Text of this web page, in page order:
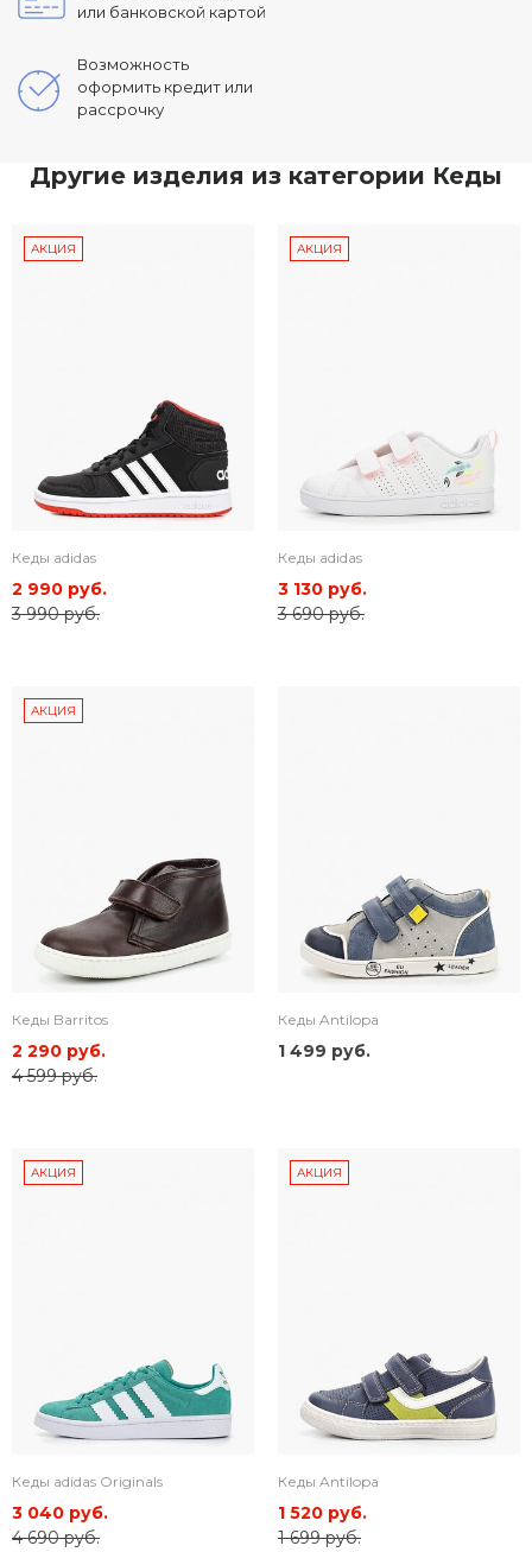
или банковской картой
Возможность
оформить кредит или
рассрочку
Другие изделия из категории Кеды
АКЦИЯ
Кеды adidas
2 990 руб.
3 990 руб.
АКЦИЯ
Кеды adidas
3 130 руб.
3 690 руб.
АКЦИЯ
Кеды Barritos
2 290 руб.
4 599 руб.
Кеды Antilopa
1 499 руб.
АКЦИЯ
Кеды adidas Originals
3 040 руб.
4 690 руб.
АКЦИЯ
Кеды Antilopa
1 520 руб.
1 699 руб.